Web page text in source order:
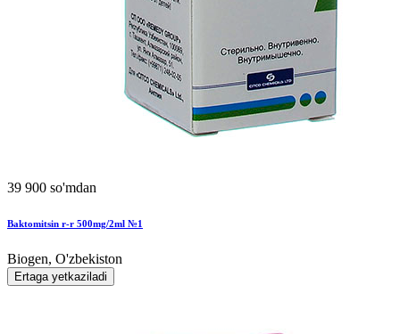
39 900 so'mdan
Baktomitsin r-r 500mg/2ml №1
Biogen, O'zbekiston
Ertaga yetkaziladi